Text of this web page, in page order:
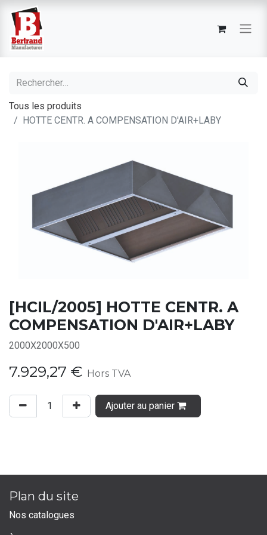
Tous les produits
HOTTE CENTR. A COMPENSATION D'AIR+LABY
[HCIL/2005] HOTTE CENTR. A
COMPENSATION D'AIR+LABY
2000X2000X500
7.929,27 € Hors TVA
Ajouter au panier
Plan du site
Nos catalogues